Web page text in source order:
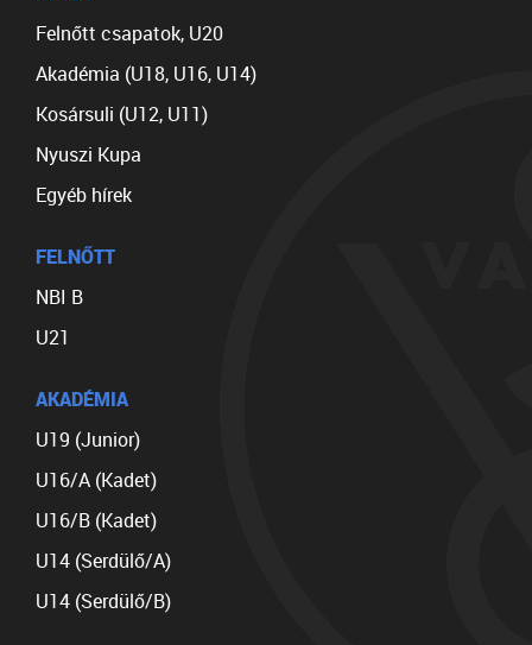
Felnőtt csapatok, U20
Akadémia (U18, U16, U14)
Kosársuli (U12, U11)
Nyuszi Kupa
Egyéb hírek
FELNŐTT
NBI B
U21
AKADÉMIA
U19 (Junior)
U16/A (Kadet)
U16/B (Kadet)
U14 (Serdülő/A)
U14 (Serdülő/B)